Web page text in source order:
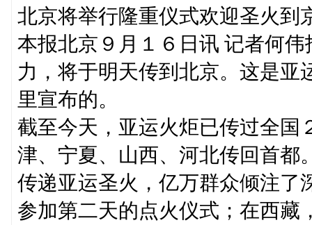
北京将举行隆重仪式欢迎圣火到
本报北京９月１６日讯 记者何
力，将于明天传到北京。这是亚
里宣布的。
截至今天，亚运火炬已传过全国
津、宁夏、山西、河北传回首都
传递亚运圣火，亿万群众倾注了
参加第二天的点火仪式；在西藏